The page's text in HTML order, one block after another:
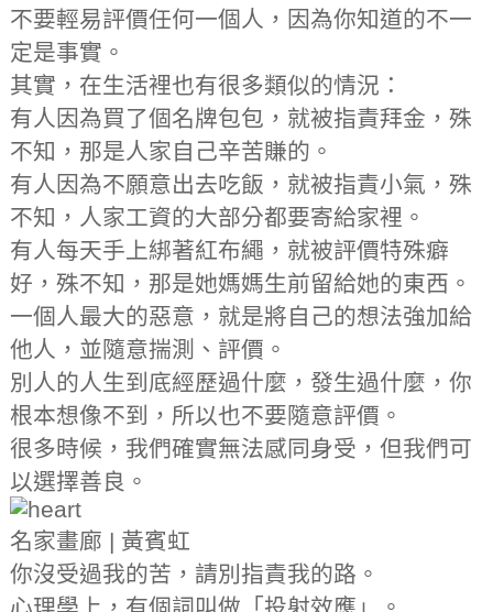
不要輕易評價任何一個人，因為你知道的不一
定是事實。
其實，在生活裡也有很多類似的情況：
有人因為買了個名牌包包，就被指責拜金，殊
不知，那是人家自己辛苦賺的。
有人因為不願意出去吃飯，就被指責小氣，殊
不知，人家工資的大部分都要寄給家裡。
有人每天手上綁著紅布繩，就被評價特殊癖
好，殊不知，那是她媽媽生前留給她的東西。
一個人最大的惡意，就是將自己的想法強加給
他人，並隨意揣測、評價。
別人的人生到底經歷過什麼，發生過什麼，你
根本想像不到，所以也不要隨意評價。
很多時候，我們確實無法感同身受，但我們可
以選擇善良。
名家畫廊 | 黃賓虹
你沒受過我的苦，請別指責我的路。